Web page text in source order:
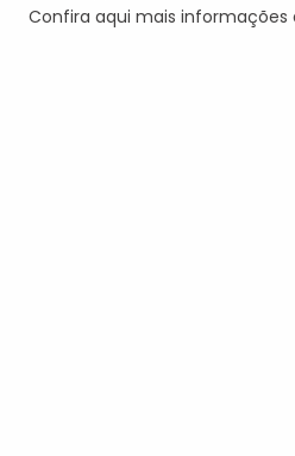
Confira aqui mais informações